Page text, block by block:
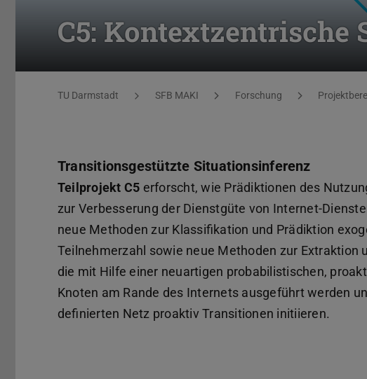
C5: Kontextzentrische
Sie befinden sich hier:
TU Darmstadt SFB MAKI Forschung
Transitionsgestützte Situationsinferenz
Teilprojekt C5 erforscht, wie Prädiktionen des
zur Verbesserung der Dienstgüte von Internet-
neue Methoden zur Klassifikation und Prädiktion
Teilnehmerzahl sowie neue Methoden zur Extraktion
die mit Hilfe einer neuartigen probabilistischen,
Knoten am Rande des Internets ausgeführt werden
definierten Netz proaktiv Transitionen initiieren.